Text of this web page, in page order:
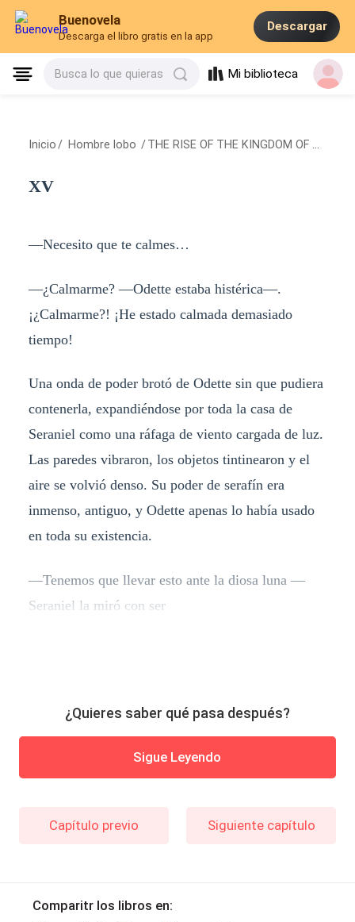
Buenovela
Descarga el libro gratis en la app
Descargar
Busca lo que quieras Mi biblioteca
Inicio / Hombre lobo /THE RISE OF THE KINGDOM OF THE SUN
XV
—Necesito que te calmes…
—¿Calmarme? —Odette estaba histérica—.
¡¿Calmarme?! ¡He estado calmada demasiado
tiempo!
Una onda de poder brotó de Odette sin que pudiera
contenerla, expandiéndose por toda la casa de
Seraniel como una ráfaga de viento cargada de luz.
Las paredes vibraron, los objetos tintinearon y el
aire se volvió denso. Su poder de serafín era
inmenso, antiguo, y Odette apenas lo había usado
en toda su existencia.
—Tenemos que llevar esto ante la diosa luna —
Seraniel la miró con ser
¿Quieres saber qué pasa después?
Sigue Leyendo
Capítulo previo Siguiente capítulo
Comparitr los libros en: